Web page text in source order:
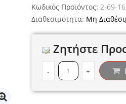
Κωδικός Προϊόντος: 2-69-
Διαθεσιμότητα: Μη
Ζητήστε
- +